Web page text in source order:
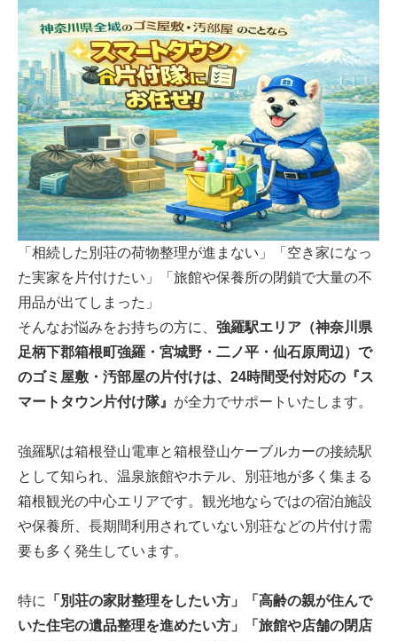
「相続した別荘の荷物整理が進まない」「空き家になっ
た実家を片付けたい」「旅館や保養所の閉鎖で大量の不
用品が出てしまった」
そんなお悩みをお持ちの方に、 強羅駅エリア（神奈川県
足柄下郡箱根町強羅・宮城野・二ノ平・仙石原周辺）で
のゴミ屋敷・汚部屋の片付けは、24時間受付対応の『ス
マートタウン片付け隊』 が全力でサポートいたします。
強羅駅は箱根登山電車と箱根登山ケーブルカーの接続駅
として知られ、温泉旅館やホテル、別荘地が多く集まる
箱根観光の中心エリアです。観光地ならではの宿泊施設
や保養所、長期間利用されていない別荘などの片付け需
要も多く発生しています。
特に
「別荘の家財整理をしたい方」「高齢の親が住んで
いた住宅の遺品整理を進めたい方」「旅館や店舗の閉店